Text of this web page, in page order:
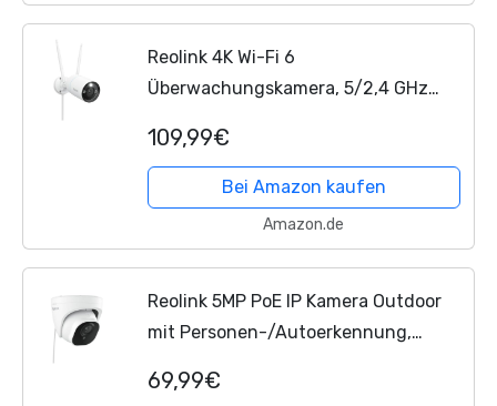
Reolink 4K Wi-Fi 6
Überwachungskamera, 5/2,4 GHz
Metallgehäuse,
Menschen-/Fahrzeug-/Haustiererke
nnung, Farbnachtsicht,...
109,99€
Bei Amazon kaufen
Amazon.de
Reolink 5MP PoE IP Kamera Outdoor
mit Personen-/Autoerkennung,
Zeitraffer, IR Nachtsicht, Wasserfest,
69,99€